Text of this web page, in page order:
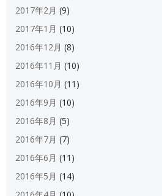
2017年2月 (9)
2017年1月 (10)
2016年12月 (8)
2016年11月 (10)
2016年10月 (11)
2016年9月 (10)
2016年8月 (5)
2016年7月 (7)
2016年6月 (11)
2016年5月 (14)